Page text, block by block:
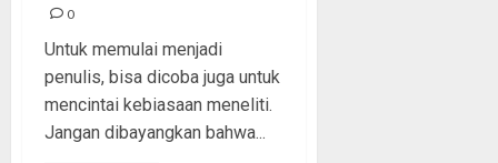
0
Untuk memulai menjadi
penulis, bisa dicoba juga untuk
mencintai kebiasaan meneliti.
Jangan dibayangkan bahwa...